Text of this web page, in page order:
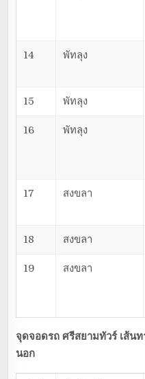
14 พัทลุง
15 พัทลุง
16 พัทลุง
17 สงขลา
18 สงขลา
19 สงขลา
จุดจอดรถ ศรีสยามทัวร์ เส้น
นอก